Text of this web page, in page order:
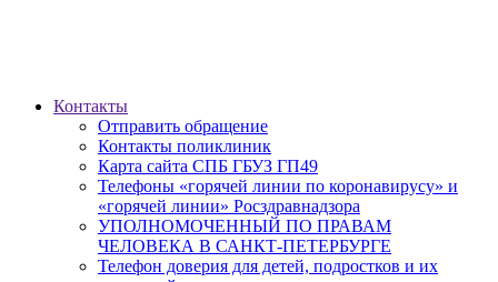
Контакты
Отправить обращение
Контакты поликлиник
Карта сайта СПБ ГБУЗ ГП49
Телефоны «горячей линии по коронавирусу» и
«горячей линии» Росздравнадзора
УПОЛНОМОЧЕННЫЙ ПО ПРАВАМ
ЧЕЛОВЕКА В САНКТ-ПЕТЕРБУРГЕ
Телефон доверия для детей, подростков и их